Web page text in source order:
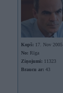
Kopš: 17. Nov 2005
No: Rīga
Ziņojumi: 11323
Braucu ar: 43